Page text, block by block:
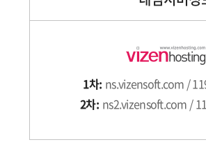
1차: ns.vizensoft.com /
2차: ns2.vizensoft.com /